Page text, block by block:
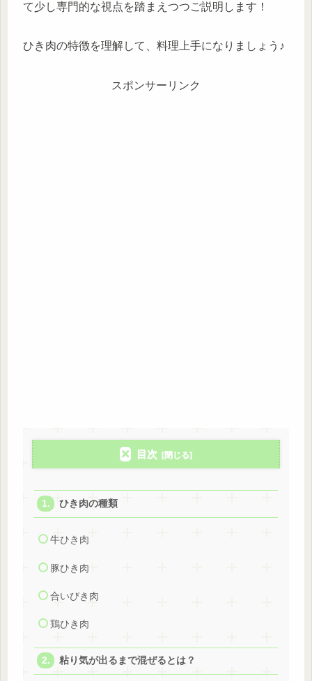
て少し専門的な視点を踏まえつつご説明します！
ひき肉の特徴を理解して、料理上手になりましょう♪
スポンサーリンク
目次
ひき肉の種類
牛ひき肉
豚ひき肉
合いびき肉
鶏ひき肉
粘り気が出るまで混ぜるとは？